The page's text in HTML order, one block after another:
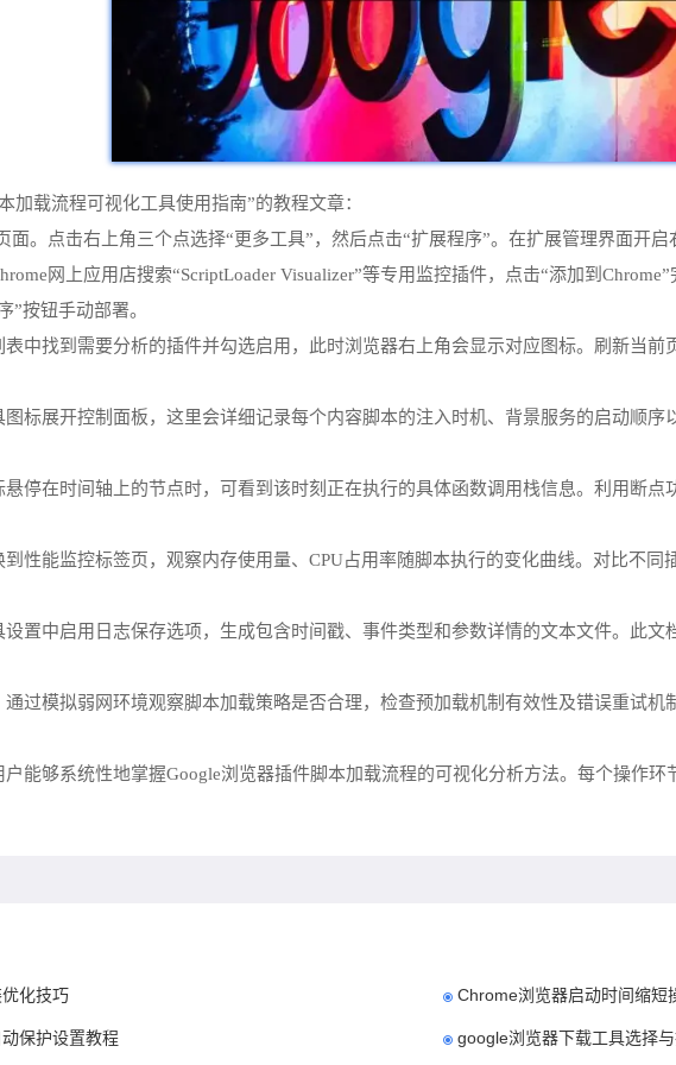
加载流程可视化工具使用指南”的教程文章：
面。点击右上角三个点选择“更多工具”，然后点击“扩展程序”。在扩展管理界面开启
网上应用店搜索“ScriptLoader Visualizer”等专用监控插件，点击“添加到
”按钮手动部署。
中找到需要分析的插件并勾选启用，此时浏览器右上角会显示对应图标。刷新当
标展开控制面板，这里会详细记录每个内容脚本的注入时机、背景服务的启动顺
停在时间轴上的节点时，可看到该时刻正在执行的具体函数调用栈信息。利用断
性能监控标签页，观察内存使用量、CPU占用率随脚本执行的变化曲线。对比不
置中启用日志保存选项，生成包含时间戳、事件类型和参数详情的文本文件。此
过模拟弱网环境观察脚本加载策略是否合理，检查预加载机制有效性及错误重试
能够系统性地掌握Google浏览器插件脚本加载流程的可视化分析方法。每个操作
化技巧 Chrome浏览器启动时间缩短
保护设置教程 google浏览器下载工具选择